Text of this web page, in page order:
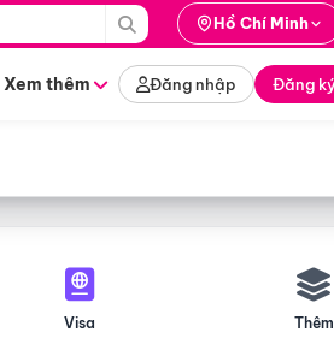
Hồ Chí Minh
Xem thêm Đăng nhập Đăng ký
Visa Thêm